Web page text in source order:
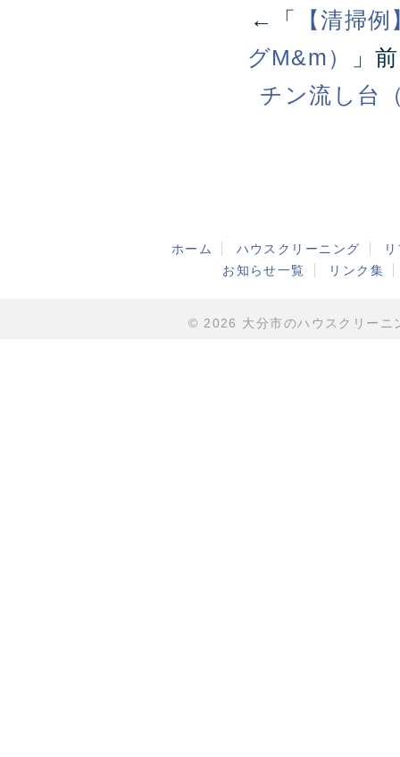
←「
【清掃
グM&m）
」
チン流し台
ホーム ハウスクリーニング
お知らせ一覧
リンク集
© 2026 大分市のハウスクリー